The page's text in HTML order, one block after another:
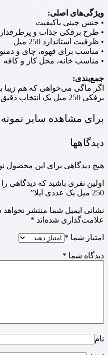
ویژگی‌های اصلی:
• جنس چینی باکیفیت
• طرح برفکی جذاب و پرطرفدار
• ظرفیت استاندارد 250 میل
• مناسب برای قهوه، چای و
• مناسب خانه، محل کار و کافه
جمع‌بندی:
اگر ماگی می‌خواهی که هم
برفکی 250 میل یک انتخاب دقیق و خوش‌سلیقه است.
برای مشاهده سایر
دیدگاهها
هیچ دیدگاهی برای این محصول
اولین نفری باشید که دیدگاهی
250 میل یک عددی ایلا”
نشانی ایمیل شما منتشر
علامت‌گذاری شده‌اند *
امتیاز شما *
دیدگاه شما *
نام